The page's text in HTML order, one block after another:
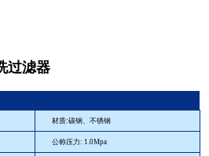
过滤器
材质:碳钢、不锈钢
公称压力: 1.0Mpa